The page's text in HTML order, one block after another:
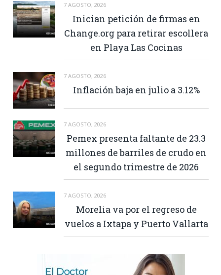
7 AGOSTO, 2026
Inician petición de firmas en
Change.org para retirar escollera
en Playa Las Cocinas
7 AGOSTO, 2026
Inflación baja en julio a 3.12%
7 AGOSTO, 2026
Pemex presenta faltante de 23.3
millones de barriles de crudo en
el segundo trimestre de 2026
7 AGOSTO, 2026
Morelia va por el regreso de
vuelos a Ixtapa y Puerto Vallarta